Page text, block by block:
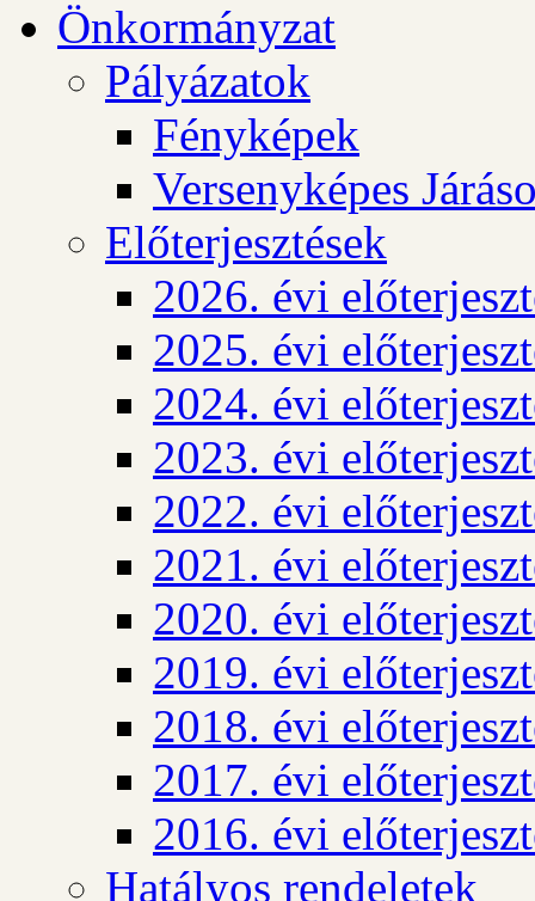
Önkormányzat
Pályázatok
Fényképek
Versenyképes
Előterjesztések
2026. évi
2025. évi
2024. évi
2023. évi
2022. évi
2021. évi
2020. évi
2019. évi
2018. évi
2017. évi
2016. évi
Hatályos rendeletek